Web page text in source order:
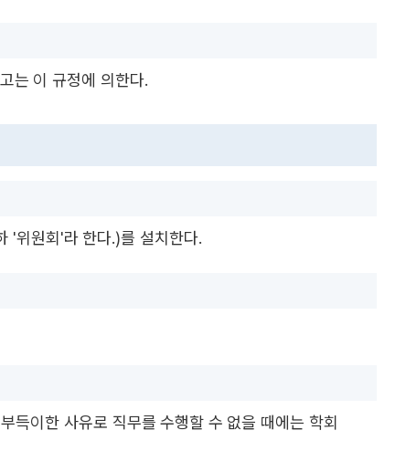
는 이 규정에 의한다.
'위원회'라 한다.)를 설치한다.
득이한 사유로 직무를 수행할 수 없을 때에는 학회